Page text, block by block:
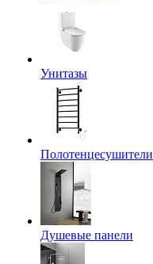
Унитазы
Полотенцесушители
Душевые панели